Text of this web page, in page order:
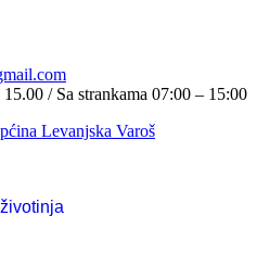
/ Sa strankama 07:00 – 15:00